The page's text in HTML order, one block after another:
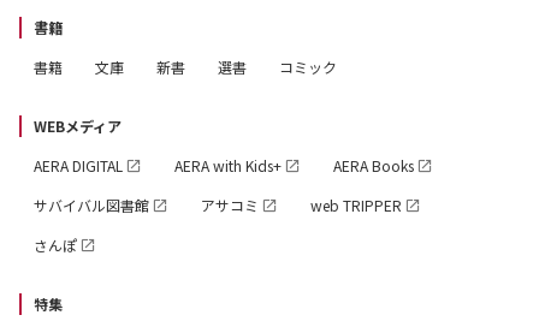
書籍
書籍
文庫 新書 選書 コミック
WEBメディア
AERA DIGITAL
AERA with Kids+
AERA Books
サバイバル図書館
アサコミ
web TRIPPER
さんぽ
特集